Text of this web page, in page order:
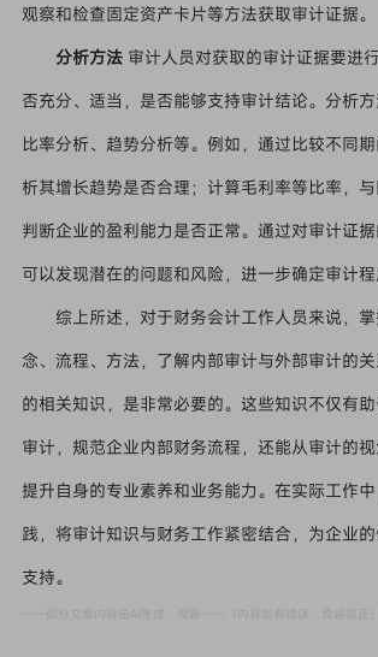
观察和检查固定资产卡片等方法获取审计证据。
分析方法审计人员对获取的审计证据要进
否充分、适当，是否能够支持审计结论。分析方
比率分析、趋势分析等。例如，通过比较不同
析其增长趋势是否合理；计算毛利率等比率，与
判断企业的盈利能力是否正常。通过对审计证
可以发现潜在的问题和风险，进一步确定审计程
综上所述，对于财务会计工作人员来说，
念、流程、方法，了解内部审计与外部审计的
的相关知识，是非常必要的。这些知识不仅有
审计，规范企业内部财务流程，还能从审计的视
提升自身的专业素养和业务能力。在实际工作
践，将审计知识与财务工作紧密结合，为企业
支持。